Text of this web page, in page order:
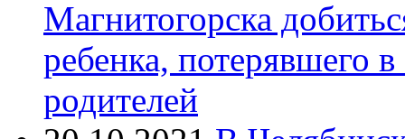
Магнитогорска
ребенка, потерявшего
родителей